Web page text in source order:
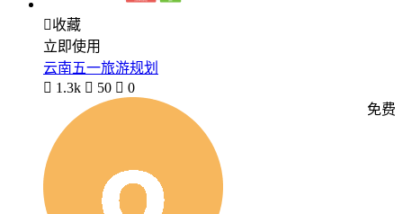
收藏
立即使用
云南五一旅游规划
 1.3k  50  0
免费